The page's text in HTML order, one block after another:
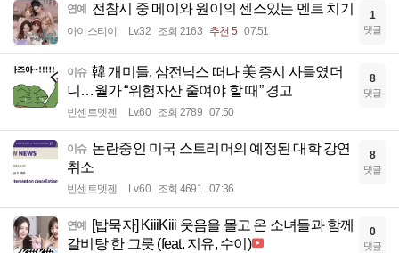
연예 전참시 중 메이와 원이의 센스있는 멘트 치기
아이스티이 Lv.32 조회 2163 추천 5 07:51
1
댓글
이슈 韓 개미들, 삼전닉스 떠나 美 증시 사들였더
니…월가 “위험자산 줄여야 할 때” 경고
빈센트멧젠 Lv.60 조회 2789 07:50
8
댓글
이슈 논란중인 미국 스트리머의 예정된 대학 강연
취소
빈센트멧젠 Lv.60 조회 4691 07:36
8
댓글
연예
[밥묵자] KiiiKiii 웃음을 몰고 온 소녀들과 함께
갈비탕 한 그릇 (feat. 지유, 수이)
0
댓글